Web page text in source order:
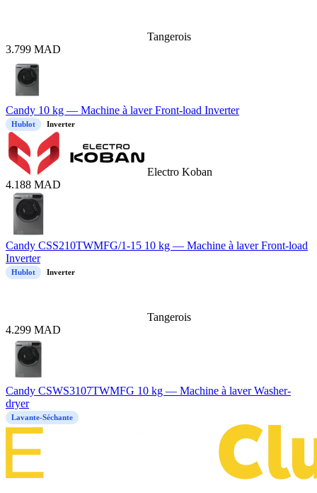
Tangerois
3.799 MAD
Candy 10 kg — Machine à laver Front-load Inverter
Hublot Inverter
Electro Koban
4.188 MAD
Candy CSS210TWMFG/1-15 10 kg — Machine à laver Front-load
Inverter
Hublot Inverter
Tangerois
4.299 MAD
Candy CSWS3107TWMFG 10 kg — Machine à laver Washer-
dryer
Lavante-Séchante